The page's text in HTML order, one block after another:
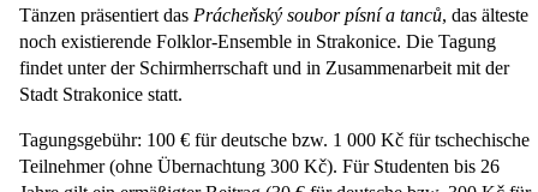
Tänzen präsentiert das Prácheňský soubor písní a tanců, das älteste
noch existierende Folklor-Ensemble in Strakonice. Die Tagung
findet unter der Schirmherrschaft und in Zusammenarbeit mit der
Stadt Strakonice statt.
Tagungsgebühr: 100 € für deutsche bzw. 1 000 Kč für tschechische
Teilnehmer (ohne Übernachtung 300 Kč). Für Studenten bis 26